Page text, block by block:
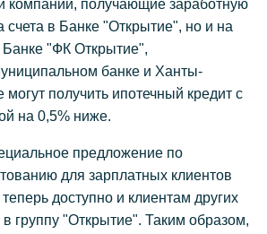
компаний, получающие заработную
счета в Банке "Открытие", но и на
Банке "ФК Открытие",
банке и Ханты-
получить ипотечный кредит с
на 0,5% ниже.
предложение по
для зарплатных клиентов
доступно и клиентам других
группу "Открытие". Таким образом,